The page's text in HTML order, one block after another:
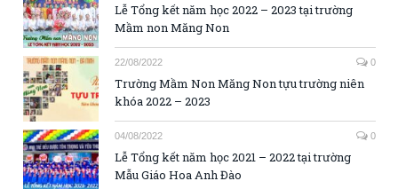
Lễ Tổng kết năm học 2022 – 2023 tại trường
Mầm non Măng Non
22/08/2022 0
Trường Mầm Non Măng Non tựu trường niên
khóa 2022 – 2023
04/08/2022 0
Lễ Tổng kết năm học 2021 – 2022 tại trường
Mẫu Giáo Hoa Anh Đào